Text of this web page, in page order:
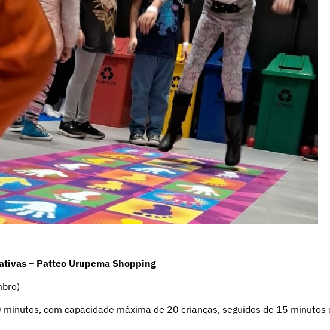
– Patteo Urupema Shopping
com capacidade máxima de 20 crianças, seguidos de 15 minutos